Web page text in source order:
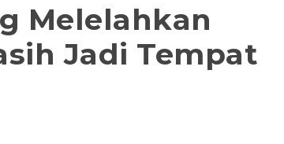
Melelahkan
Jadi Tempat